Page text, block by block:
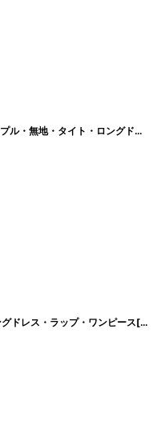
[韓国製][韓国製][rinfarre]ニュアンスカラー・半袖・オフショルダー・スリット・シンプル・無地・タイト・ロングドレス・ワンピース[山崎みどり着用][送料無料]myld
[韓国製][rinfarre] 波柄・ナチュラル・Vネック・カシュクール・七分袖・マキシ・ロングドレス・ラップ・ワンピース[奈月セナ着用][送料無料]